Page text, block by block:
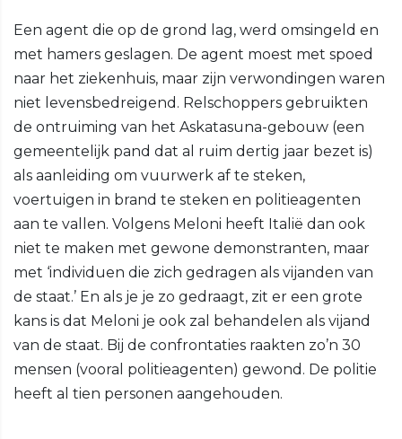
Een agent die op de grond lag, werd omsingeld en
met hamers geslagen. De agent moest met spoed
naar het ziekenhuis, maar zijn verwondingen waren
niet levensbedreigend. Relschoppers gebruikten
de ontruiming van het Askatasuna-gebouw (een
gemeentelijk pand dat al ruim dertig jaar bezet is)
als aanleiding om vuurwerk af te steken,
voertuigen in brand te steken en politieagenten
aan te vallen. Volgens Meloni heeft Italië dan ook
niet te maken met gewone demonstranten, maar
met ‘individuen die zich gedragen als vijanden van
de staat.’ En als je je zo gedraagt, zit er een grote
kans is dat Meloni je ook zal behandelen als vijand
van de staat. Bij de confrontaties raakten zo’n 30
mensen (vooral politieagenten) gewond. De politie
heeft al tien personen aangehouden.